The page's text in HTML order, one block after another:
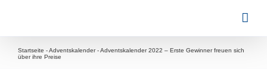
springen
Startseite -Adventskalender-Adventskalender 2022 – Erste Gewinner freuen sich
über ihre Preise